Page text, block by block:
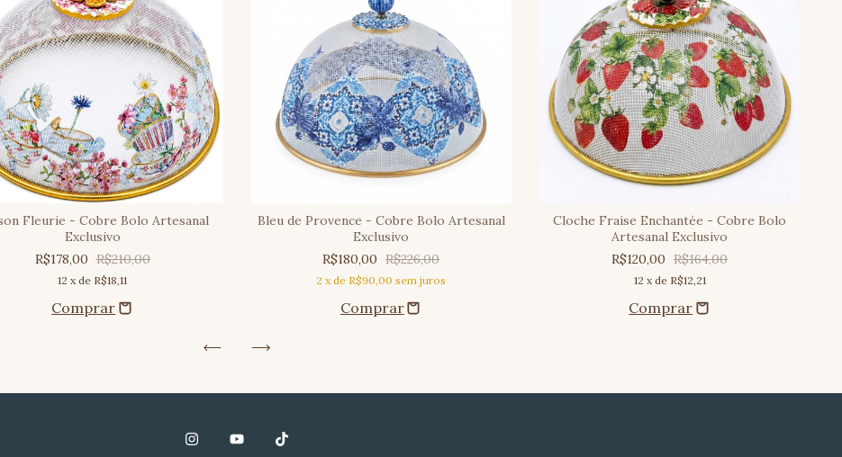
Fleurie - Cobre Bolo Artesanal
Exclusivo
R$178,00 R$210,00
12 x de R$18,11
Bleu de Provence - Cobre Bolo Artesanal
Exclusivo
R$180,00 R$226,00
2 x de R$90,00 sem juros
Cloche Fraise Enchantée - Cobre Bolo
Artesanal Exclusivo
R$120,00 R$164,00
12 x de R$12,21